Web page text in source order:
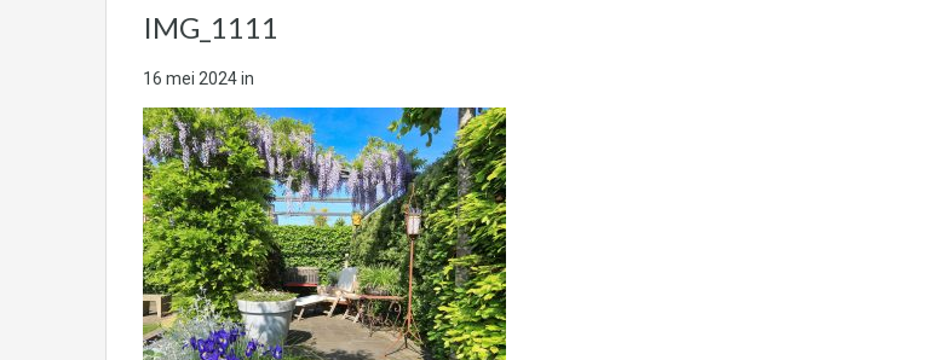
IMG_1111
16 mei 2024in